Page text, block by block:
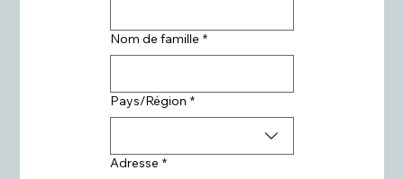
Nom de famille *
Adresse multiligne
Pays/Région *
Adresse *